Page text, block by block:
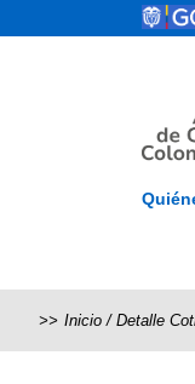
Pasar al contenido
Inicio / Detalle